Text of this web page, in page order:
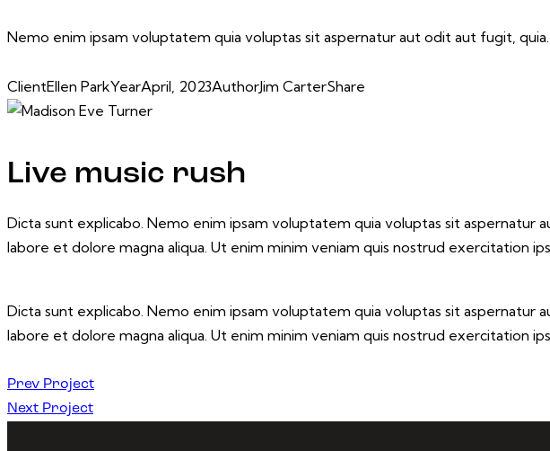
Nemo enim ipsam voluptatem quia voluptas sit aspernatur aut odit aut fugit, quia.
ClientEllen ParkYearApril, 2023AuthorJim CarterShare
Live music rush
Dicta sunt explicabo. Nemo enim ipsam voluptatem quia voluptas sit
labore et dolore magna aliqua. Ut enim minim veniam quis nostrud exercitation
Dicta sunt explicabo. Nemo enim ipsam voluptatem quia voluptas sit
labore et dolore magna aliqua. Ut enim minim veniam quis nostrud exercitation
Post
navigation
Prev Project
Next Project